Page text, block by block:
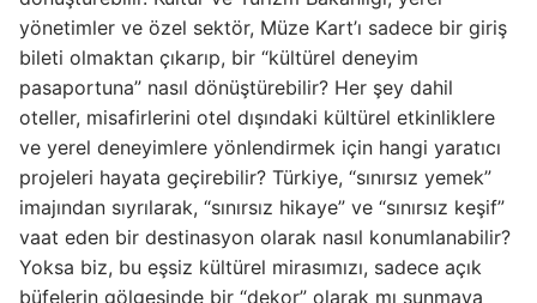
yönetimler ve özel sektör, Müze Kart’ı sadece bir giriş
bileti olmaktan çıkarıp, bir “kültürel deneyim
pasaportuna” nasıl dönüştürebilir? Her şey dahil
oteller, misafirlerini otel dışındaki kültürel etkinliklere
ve yerel deneyimlere yönlendirmek için hangi yaratıcı
projeleri hayata geçirebilir? Türkiye, “sınırsız yemek”
imajından sıyrılarak, “sınırsız hikaye” ve “sınırsız keşif”
vaat eden bir destinasyon olarak nasıl konumlanabilir?
Yoksa biz, bu eşsiz kültürel mirasımızı, sadece açık
büfelerin gölgesinde bir “dekor” olarak mı sunmaya